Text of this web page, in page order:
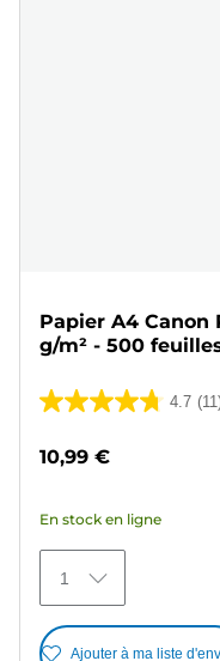
Papier A4 Canon
g/m² - 500
4.7
4.7
5
11
avis
10,99 €
En stock en ligne
1
Ajouter à ma liste